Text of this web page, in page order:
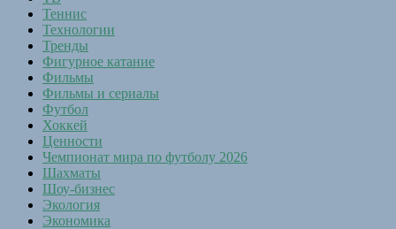
Теннис
Технологии
Тренды
Фигурное катание
Фильмы
Фильмы и сериалы
Футбол
Хоккей
Ценности
Чемпионат мира по футболу 2026
Шахматы
Шоу-бизнес
Экология
Экономика